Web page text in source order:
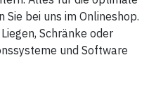
bei uns im Onlineshop.
Schränke oder
und Software